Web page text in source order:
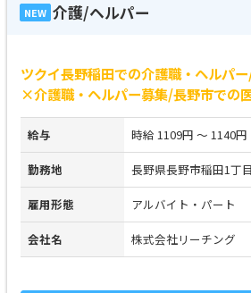
NEW 介護/ヘルパー
ツクイ長野稲田での介護職・ヘルパ
×介護職・ヘルパー募集/長野市での
給与 時給 1109円 ～ 1140円
勤務地 長野県長野市稲田1丁
雇用形態 アルバイト・パート
会社名 株式会社リーチング